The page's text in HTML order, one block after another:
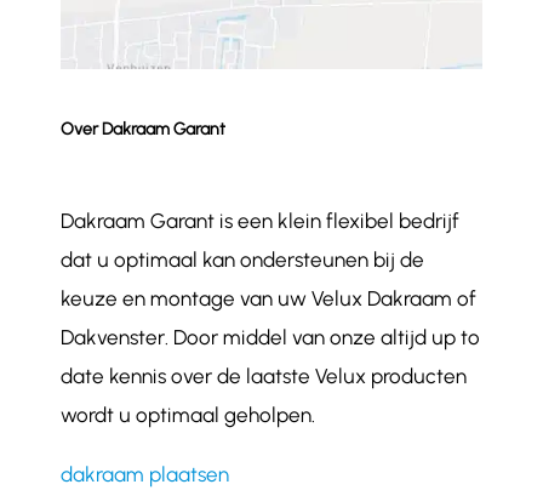
Over Dakraam Garant
Dakraam Garant is een klein flexibel bedrijf
dat u optimaal kan ondersteunen bij de
keuze en montage van uw Velux Dakraam of
Dakvenster. Door middel van onze altijd up to
date kennis over de laatste Velux producten
wordt u optimaal geholpen.
dakraam plaatsen